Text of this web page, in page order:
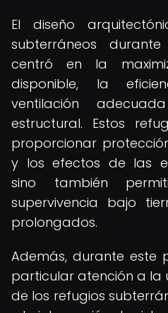
El diseño
subterráneos
centró en la
disponible, la
ventilación
estructural. Estos
proporcionar
y los efectos de las
sino también
supervivencia bajo
prolongados.
Además, durante este
particular atención a la
de los refugios